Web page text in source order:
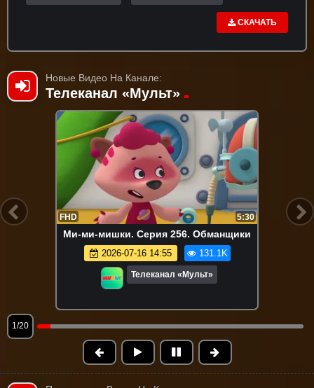
СКАЧАТЬ
Новые Видео На Канале:
Телеканал «Мульт»
FHD 5:30
Ми-ми-мишки. Серия 256. Обманщики
2026-07-16 14:55 131.1K
Телеканал «Мульт»
1/20